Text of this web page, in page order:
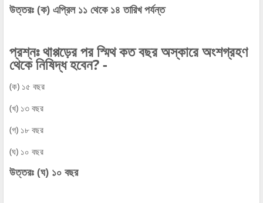
উত্তরঃ (ক) এপ্রিল ১১ থেকে ১৪ তারিখ পর্যন্ত
প্রশ্নঃ থাপ্পড়ের পর স্মিথ কত বছর অস্কারে অংশগ্রহণ
থেকে নিষিদ্ধ হবেন? -
(ক) ১৫ বছর
(খ) ১৩ বছর
(গ) ১৮ বছর
(ঘ) ১০ বছর
উত্তরঃ (ঘ) ১০ বছর